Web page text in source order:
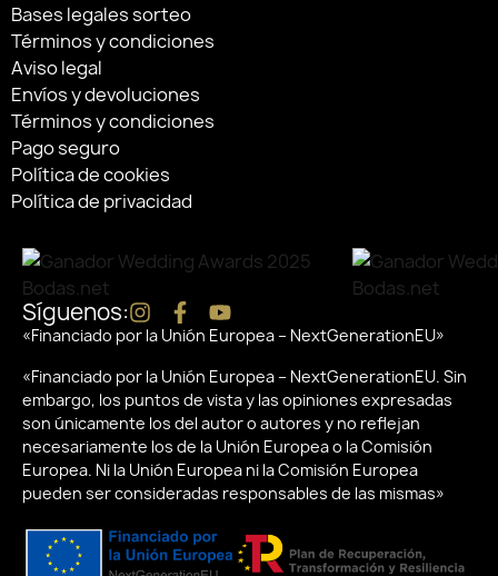
Bases legales sorteo
Términos y condiciones
Aviso legal
Envíos y devoluciones
Términos y condiciones
Pago seguro
Política de cookies
Política de privacidad
Síguenos:
«Financiado por la Unión Europea – NextGenerationEU»
«Financiado por la Unión Europea – NextGenerationEU. Sin
embargo, los puntos de vista y las opiniones expresadas
son únicamente los del autor o autores y no reflejan
necesariamente los de la Unión Europea o la Comisión
Europea. Ni la Unión Europea ni la Comisión Europea
pueden ser consideradas responsables de las mismas»